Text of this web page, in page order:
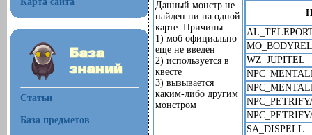
Статьи
База предметов
Данный монстр не
найден ни на одной
карте. Причины:
1) моб официально
еще не введен
2) используется в
квесте
3) вызывается
каким-либо другим
монстром
WZ_JUPITEL
SA_DISPELL